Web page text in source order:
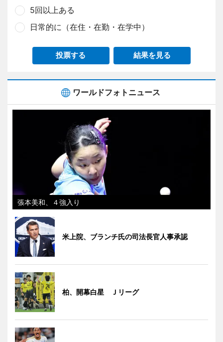
5回以上ある
日常的に（在住・在勤・在学中）
投票する 結果を見る
ワールドフォトニュース
張本美和、４強入り
米上院、ブランチ氏の司法長官人事承認
柏、開幕白星 Ｊリーグ